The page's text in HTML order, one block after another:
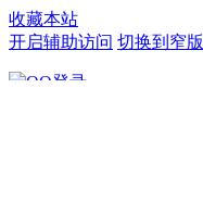
收藏本站
开启辅助访问 切换到窄版